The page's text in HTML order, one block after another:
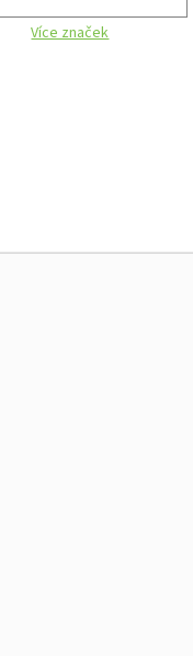
Více značek